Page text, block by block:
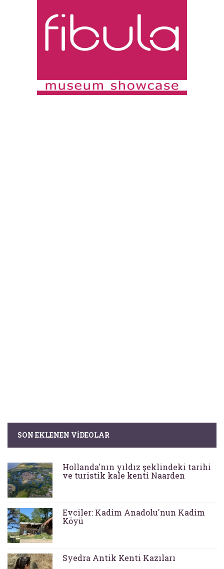
SON EKLENEN VIDEOLAR
Hollanda'nın yıldız şeklindeki tarihi
ve turistik kale kenti Naarden
Evciler: Kadim Anadolu'nun Kadim
Köyü
Syedra Antik Kenti Kazıları